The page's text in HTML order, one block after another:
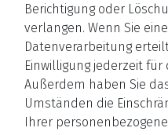
Berichtigung oder
verlangen. Wenn Sie
Datenverarbeitung
Einwilligung jederzeit
Außerdem haben Sie
Umständen die
Ihrer